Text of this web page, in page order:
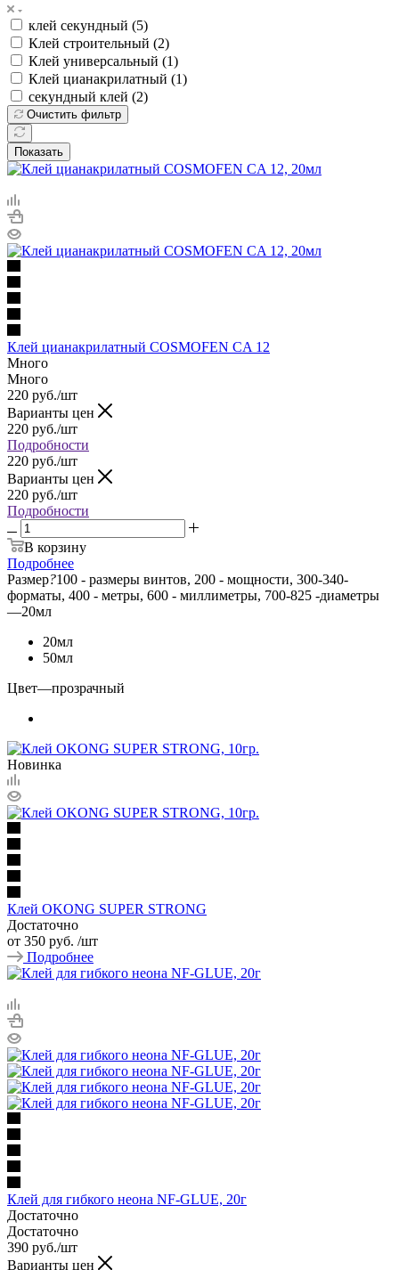
клей секундный (5)
Клей строительный (2)
Клей универсальный (1)
Клей цианакрилатный (1)
секундный клей (2)
Очистить фильтр
Показать
Клей цианакрилатный COSMOFEN CA 12
Много
Много
220 руб./шт
Варианты цен
220 руб./шт
Подробности
220 руб./шт
Варианты цен
220 руб./шт
Подробности
В корзину
Подробнее
Размер?100 - размеры винтов, 200 - мощности, 300-340-
форматы, 400 - метры, 600 - миллиметры, 700-825 -диаметры
—20мл
20мл
50мл
Цвет—прозрачный
Новинка
Клей OKONG SUPER STRONG
Достаточно
от 350 руб. /шт
Подробнее
Клей для гибкого неона NF-GLUE, 20г
Достаточно
Достаточно
390 руб./шт
Варианты цен